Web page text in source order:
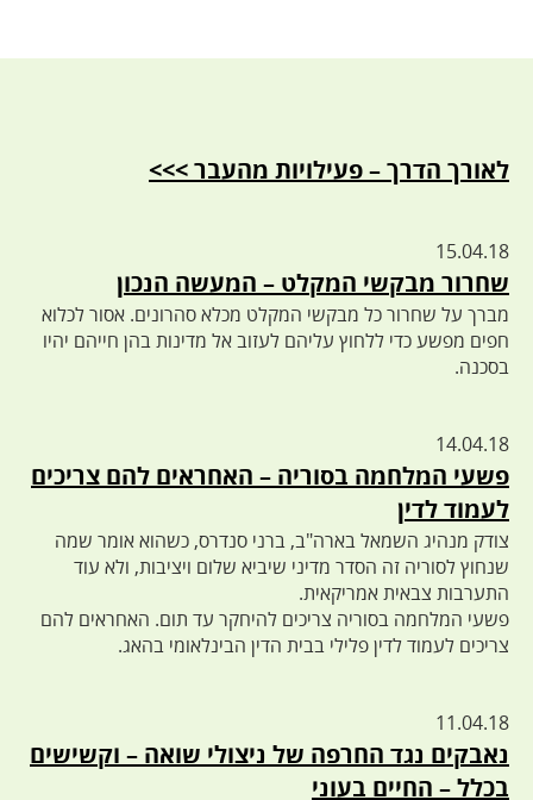
לאורך הדרך – פעילויות מהעבר >>>
15.04.18
שחרור מבקשי המקלט – המעשה הנכון
מברך על שחרור כל מבקשי המקלט מכלא סהרונים. אסור לכלוא
חפים מפשע כדי ללחוץ עליהם לעזוב אל מדינות בהן חייהם יהיו
בסכנה.
14.04.18
פשעי המלחמה בסוריה – האחראים להם צריכים
לעמוד לדין
צודק מנהיג השמאל בארה"ב, ברני סנדרס, כשהוא אומר שמה
שנחוץ לסוריה זה הסדר מדיני שיביא שלום ויציבות, ולא עוד
התערבות צבאית אמריקאית.
פשעי המלחמה בסוריה צריכים להיחקר עד תום. האחראים להם
צריכים לעמוד לדין פלילי בבית הדין הבינלאומי בהאג.
11.04.18
נאבקים נגד החרפה של ניצולי שואה – וקשישים
בכלל – החיים בעוני